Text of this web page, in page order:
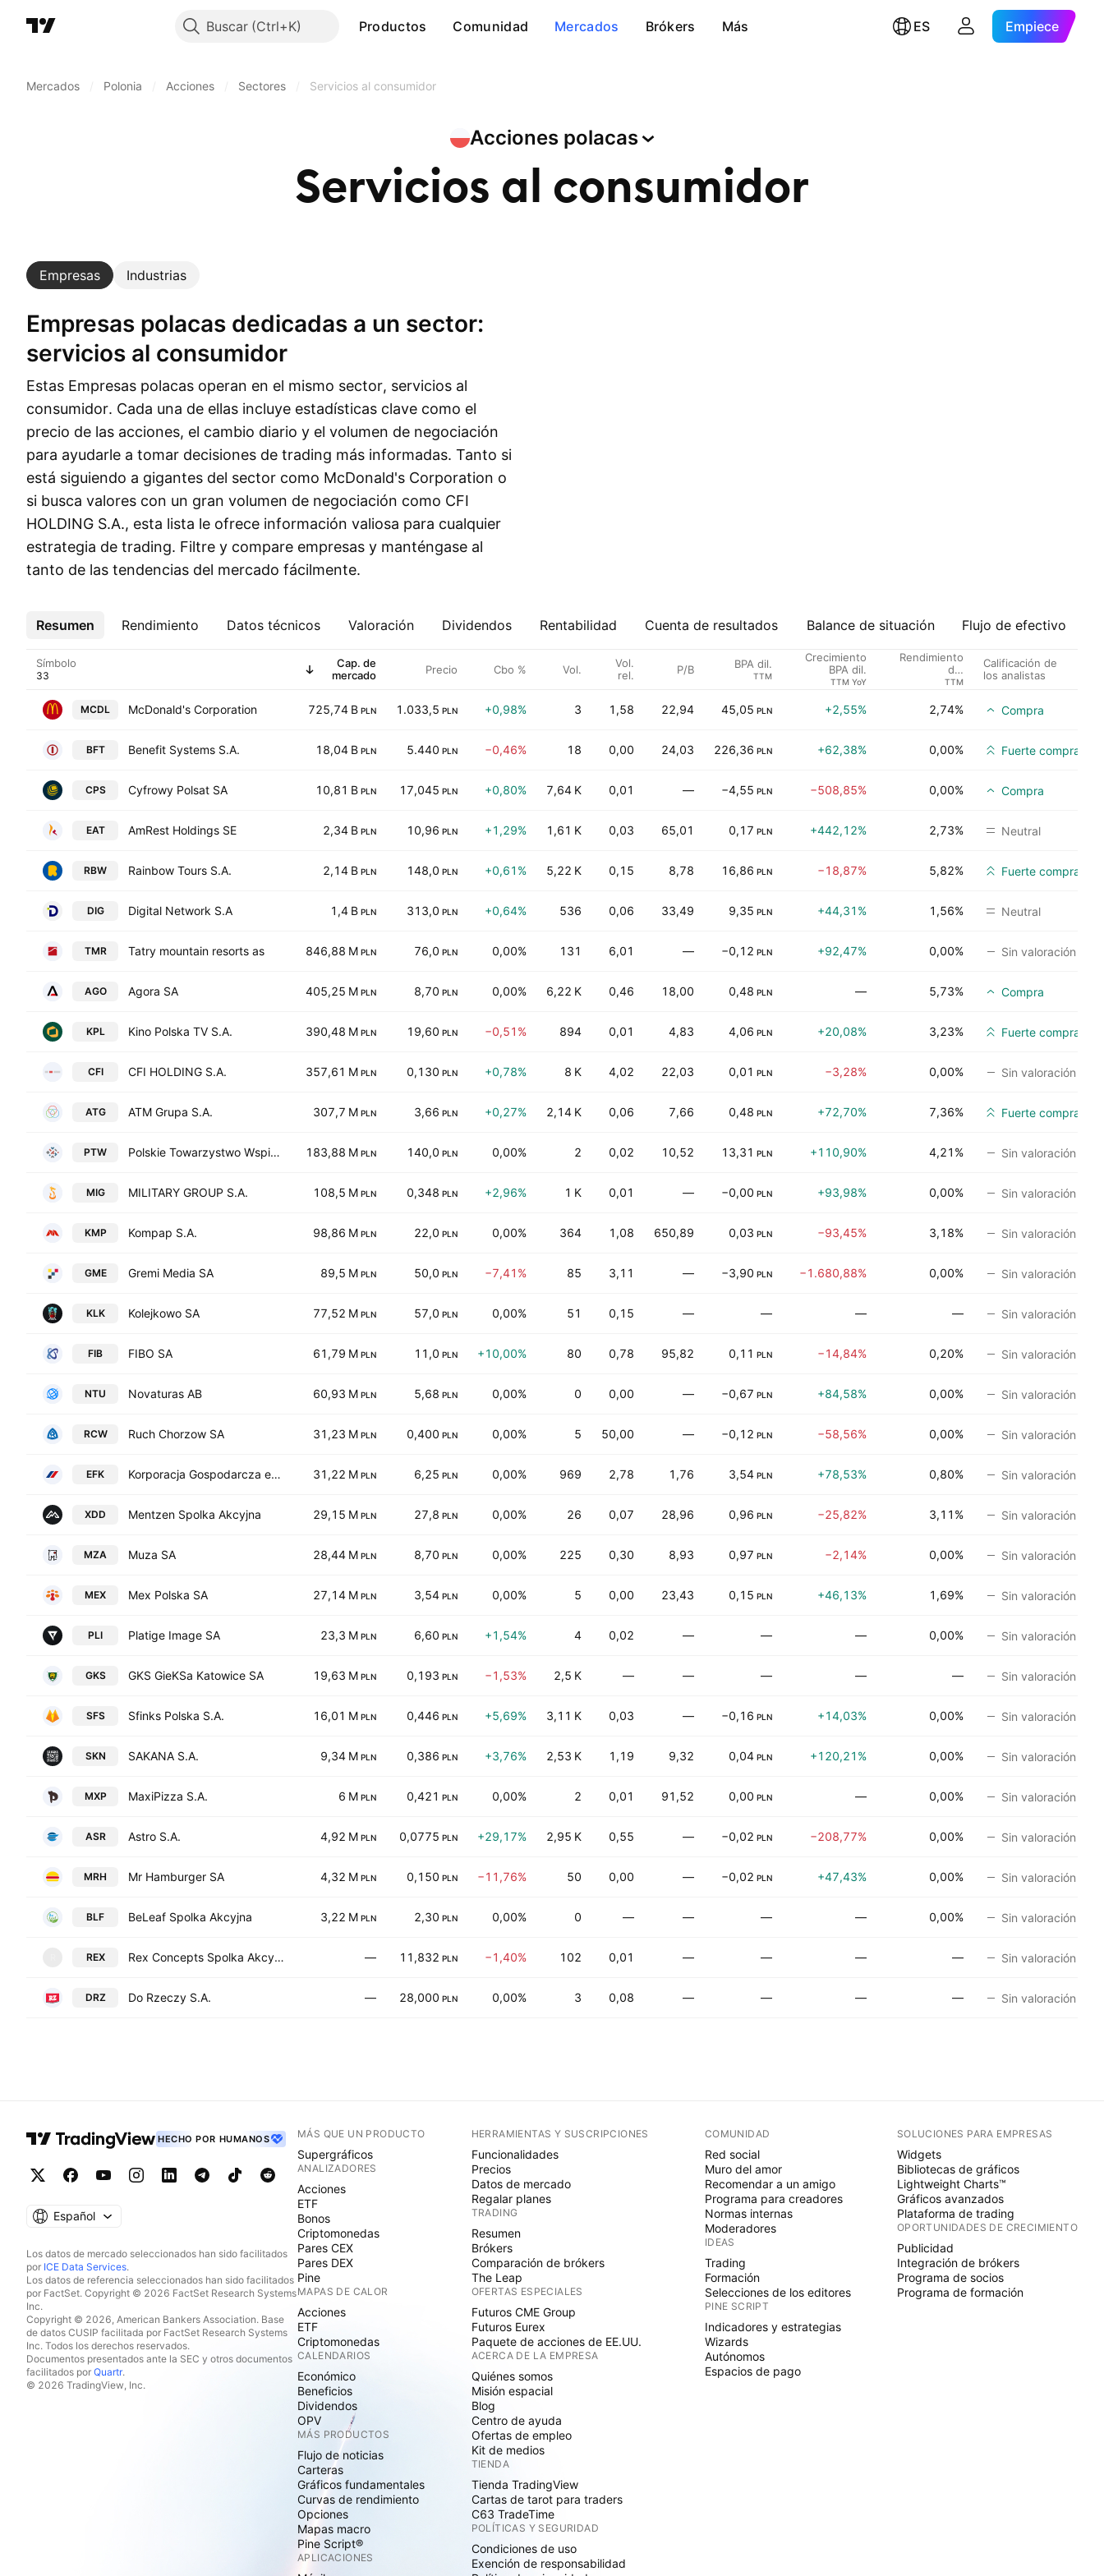
Buscar Productos Comunidad Mercados Brókers Más ES Empiece
Mercados Polonia Acciones Sectores Servicios al consumidor
Acciones polacas
Servicios al consumidor
Empresas Industrias
Empresas polacas dedicadas a un sector:
servicios al consumidor
Estas Empresas polacas operan en el mismo sector, servicios al
consumidor. Cada una de ellas incluye estadísticas clave como el
precio de las acciones, el cambio diario y el volumen de negociación
para ayudarle a tomar decisiones de trading más informadas. Tanto si
está siguiendo a gigantes del sector como McDonald's Corporation o
si busca valores con un gran volumen de negociación como CFI
HOLDING S.A., esta lista le ofrece información valiosa para cualquier
estrategia de trading. Filtre y compare empresas y manténgase al
tanto de las tendencias del mercado fácilmente.
Resumen Rendimiento Datos técnicos Valoración Dividendos Rentabilidad Cuenta de resultados Balance de situación Flujo de efectivo
Más
Símbolo
Cap. de
mercado
Precio Cbo % Vol.
Vol.
rel.
P/B BPA dil.
TTM
Crecimiento
BPA dil.
TTM YoY
Rendimiento
del
dividendo %
TTM
Calificación de
los analistas
MCDL McDonald's Corporation 725,74 B PLN 1.033,5 PLN +0,98% 3 1,58 22,94 45,05 PLN +2,55% 2,74% Compra
BFT Benefit Systems S.A. 18,04 B PLN 5.440 PLN −0,46% 18 0,00 24,03 226,36 PLN +62,38% 0,00% Fuerte compra
CPS Cyfrowy Polsat SA 10,81 B PLN 17,045 PLN +0,80% 7,64 K 0,01 — −4,55 PLN −508,85% 0,00% Compra
EAT AmRest Holdings SE 2,34 B PLN 10,96 PLN +1,29% 1,61 K 0,03 65,01 0,17 PLN +442,12% 2,73% Neutral
RBW Rainbow Tours S.A. 2,14 B PLN 148,0 PLN +0,61% 5,22 K 0,15 8,78 16,86 PLN −18,87% 5,82% Fuerte compra
DIG Digital Network S.A 1,4 B PLN 313,0 PLN +0,64% 536 0,06 33,49 9,35 PLN +44,31% 1,56% Neutral
TMR Tatry mountain resorts as 846,88 M PLN 76,0 PLN 0,00% 131 6,01 — −0,12 PLN +92,47% 0,00% Sin valoración
AGO Agora SA 405,25 M PLN 8,70 PLN 0,00% 6,22 K 0,46 18,00 0,48 PLN — 5,73% Compra
KPL Kino Polska TV S.A. 390,48 M PLN 19,60 PLN −0,51% 894 0,01 4,83 4,06 PLN +20,08% 3,23% Fuerte compra
CFI CFI HOLDING S.A. 357,61 M PLN 0,130 PLN +0,78% 8 K 4,02 22,03 0,01 PLN −3,28% 0,00% Sin valoración
ATG ATM Grupa S.A. 307,7 M PLN 3,66 PLN +0,27% 2,14 K 0,06 7,66 0,48 PLN +72,70% 7,36% Fuerte compra
PTW Polskie Towarzystwo Wspierania Przedsiebiorczosci SA 183,88 M PLN 140,0 PLN 0,00% 2 0,02 10,52 13,31 PLN +110,90% 4,21% Sin valoración
MIG MILITARY GROUP S.A. 108,5 M PLN 0,348 PLN +2,96% 1 K 0,01 — −0,00 PLN +93,98% 0,00% Sin valoración
KMP Kompap S.A. 98,86 M PLN 22,0 PLN 0,00% 364 1,08 650,89 0,03 PLN −93,45% 3,18% Sin valoración
GME Gremi Media SA 89,5 M PLN 50,0 PLN −7,41% 85 3,11 — −3,90 PLN −1.680,88% 0,00% Sin valoración
KLK Kolejkowo SA 77,52 M PLN 57,0 PLN 0,00% 51 0,15 — — — — Sin valoración
FIB FIBO SA 61,79 M PLN 11,0 PLN +10,00% 80 0,78 95,82 0,11 PLN −14,84% 0,20% Sin valoración
NTU Novaturas AB 60,93 M PLN 5,68 PLN 0,00% 0 0,00 — −0,67 PLN +84,58% 0,00% Sin valoración
RCW Ruch Chorzow SA 31,23 M PLN 0,400 PLN 0,00% 5 50,00 — −0,12 PLN −58,56% 0,00% Sin valoración
EFK Korporacja Gospodarcza efekt S.A. 31,22 M PLN 6,25 PLN 0,00% 969 2,78 1,76 3,54 PLN +78,53% 0,80% Sin valoración
XDD Mentzen Spolka Akcyjna 29,15 M PLN 27,8 PLN 0,00% 26 0,07 28,96 0,96 PLN −25,82% 3,11% Sin valoración
MZA Muza SA 28,44 M PLN 8,70 PLN 0,00% 225 0,30 8,93 0,97 PLN −2,14% 0,00% Sin valoración
MEX Mex Polska SA 27,14 M PLN 3,54 PLN 0,00% 5 0,00 23,43 0,15 PLN +46,13% 1,69% Sin valoración
PLI Platige Image SA 23,3 M PLN 6,60 PLN +1,54% 4 0,02 — — — 0,00% Sin valoración
GKS GKS GieKSa Katowice SA 19,63 M PLN 0,193 PLN −1,53% 2,5 K — — — — — Sin valoración
SFS Sfinks Polska S.A. 16,01 M PLN 0,446 PLN +5,69% 3,11 K 0,03 — −0,16 PLN +14,03% 0,00% Sin valoración
SKN SAKANA S.A. 9,34 M PLN 0,386 PLN +3,76% 2,53 K 1,19 9,32 0,04 PLN +120,21% 0,00% Sin valoración
MXP MaxiPizza S.A. 6 M PLN 0,421 PLN 0,00% 2 0,01 91,52 0,00 PLN — 0,00% Sin valoración
ASR Astro S.A. 4,92 M PLN 0,0775 PLN +29,17% 2,95 K 0,55 — −0,02 PLN −208,77% 0,00% Sin valoración
MRH Mr Hamburger SA 4,32 M PLN 0,150 PLN −11,76% 50 0,00 — −0,02 PLN +47,43% 0,00% Sin valoración
BLF BeLeaf Spolka Akcyjna 3,22 M PLN 2,30 PLN 0,00% 0 — — — — 0,00% Sin valoración
REX Rex Concepts Spolka Akcyjna — 11,832 PLN −1,40% 102 0,01 — — — — Sin valoración
DRZ Do Rzeczy S.A. — 28,000 PLN 0,00% 3 0,08 — — — — Sin valoración
HECHO POR HUMANOS
Español
Los datos de mercado seleccionados han sido facilitados
por ICE Data Services.
Los datos de referencia seleccionados han sido facilitados
por FactSet. Copyright © 2026 FactSet Research Systems
Inc.
Copyright © 2026, American Bankers Association. Base
de datos CUSIP facilitada por FactSet Research Systems
Inc. Todos los derechos reservados.
Documentos presentados ante la SEC y otros documentos
facilitados por Quartr.
© 2026 TradingView, Inc.
MÁS QUE UN PRODUCTO
Supergráficos
ANALIZADORES
Acciones
ETF
Bonos
Criptomonedas
Pares CEX
Pares DEX
Pine
MAPAS DE CALOR
Acciones
ETF
Criptomonedas
CALENDARIOS
Económico
Beneficios
Dividendos
OPV
MÁS PRODUCTOS
Flujo de noticias
Carteras
Gráficos fundamentales
Curvas de rendimiento
Opciones
Mapas macro
Pine Script®
APLICACIONES
HERRAMIENTAS Y SUSCRIPCIONES
Funcionalidades
Precios
Datos de mercado
Regalar planes
TRADING
Resumen
Brókers
Comparación de brókers
The Leap
OFERTAS ESPECIALES
Futuros CME Group
Futuros Eurex
Paquete de acciones de EE.UU.
ACERCA DE LA EMPRESA
Quiénes somos
Misión espacial
Blog
Centro de ayuda
Ofertas de empleo
Kit de medios
TIENDA
Tienda TradingView
Cartas de tarot para traders
C63 TradeTime
POLÍTICAS Y SEGURIDAD
Condiciones de uso
Exención de responsabilidad
COMUNIDAD
Red social
Muro del amor
Recomendar a un amigo
Programa para creadores
Normas internas
Moderadores
IDEAS
Trading
Formación
Selecciones de los editores
PINE SCRIPT
Indicadores y estrategias
Wizards
Autónomos
Espacios de pago
SOLUCIONES PARA EMPRESAS
Widgets
Bibliotecas de gráficos
Lightweight Charts™
Gráficos avanzados
Plataforma de trading
OPORTUNIDADES DE CRECIMIENTO
Publicidad
Integración de brókers
Programa de socios
Programa de formación